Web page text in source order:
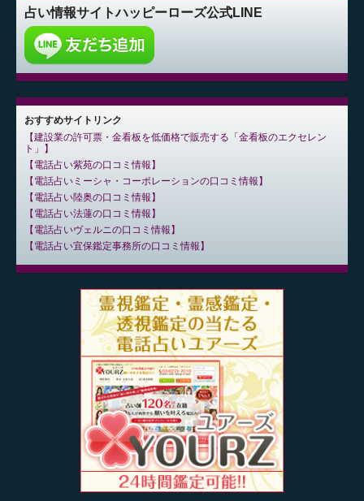
占い情報サイトハッピーローズ公式LINE
おすすめサイトリンク
建設業の許可票・金看板を低価格で販売する「金看板のエクセレン
ト」
電話占い紫苑の口コミ情報
電話占いミーシャ・コーポレーションの口コミ情報
電話占い陸奥の口コミ情報
電話占い法蓮の口コミ情報
電話占いヴェルニの口コミ情報
電話占い宜保鑑定事務所の口コミ情報